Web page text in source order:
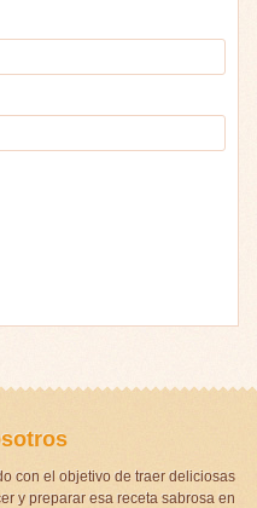
con el objetivo de traer deliciosas
y preparar esa receta sabrosa en